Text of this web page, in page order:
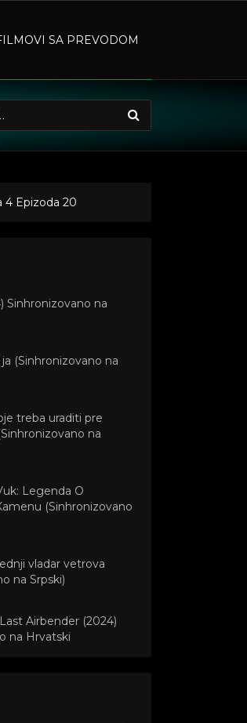
SA PREVODOM
4 Epizoda 20
Sinhronizovano na
(Sinhronizovano na
treba uraditi pre
na
Legenda O
(Sinhronizovano
vladar vetrova
na Srpski)
Airbender (2024)
na Hrvatski
na Srpski)